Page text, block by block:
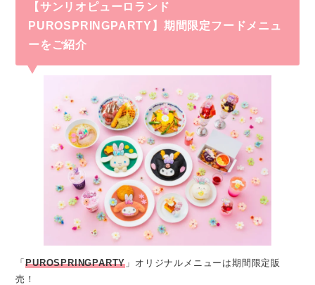
【サンリオピューロランド
PUROSPRINGPARTY】期間限定フードメニュ
ーをご紹介
「PUROSPRINGPARTY 」オリジナルメニューは期間限定販
売！